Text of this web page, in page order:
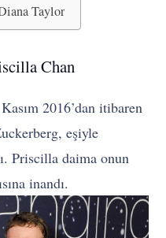
Taylor
Chan
2016’dan itibaren
eşiyle
Priscilla daima onun
inandı.